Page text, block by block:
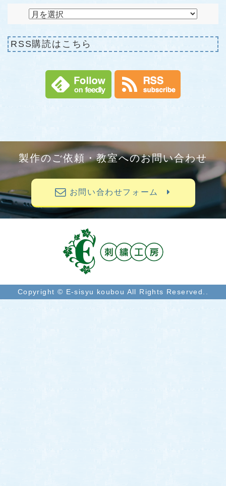
RSS購読はこちら
製作のご依頼・教室へのお問い合わせ
お問い合わせフォーム
Copyright © E-sisyu koubou All Rights Reserved..